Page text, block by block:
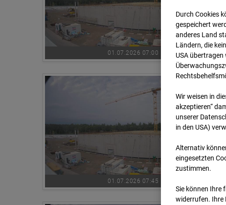
01.07.2026 07:00
01.07.2026 07:45
Durch Cookies
gespeichert
anderes Land
Ländern, die
USA übertragen
Wir weisen in
akzeptieren“
unserer
in den USA)
Alternativ
eingesetzten
zustimmen.
Sie können Ihre
widerrufen. Ihre